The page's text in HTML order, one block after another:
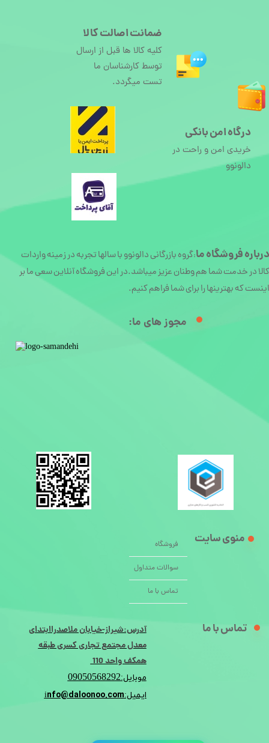
دربارهفروشگاه ما:گروه بازرگانی دالونوو با سالها تجربه در زمینه واردات
کالا در خدمت شما هم وطنان عزیز میباشد.در این فروشگاه آنلاین سعی ما بر
اینست که بهترینها را برای شما فراهم کنیم.
فروشگاه
سوالات متداول
تماس با ما
منوی سایت
تماس با ما
آدرس:شیراز-خیابان ملاصدراابتدای
معدل مجتمع تجاری کسری طبقه
همکف واحد 110
موبایل:09050568292
ایمیل:info@daloonoo.com
درگاه امن بانکی
خریدی امن و راحت در
دالونوو
ضمانت اصالت کالا
کلیه کالا ها قبل از ارسال
توسط کارشناسان ما
تست میگردد.
مجوز های ما:​